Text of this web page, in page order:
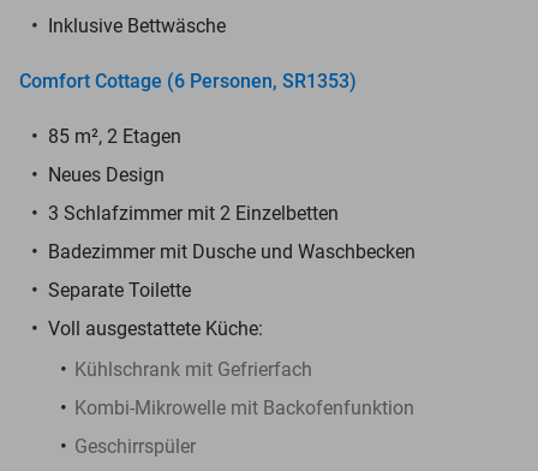
Inklusive Bettwäsche
Comfort Cottage (6 Personen, SR1353)
85 m², 2 Etagen
Neues Design
3 Schlafzimmer mit 2 Einzelbetten
Badezimmer mit Dusche und Waschbecken
Separate Toilette
Voll ausgestattete Küche:
Kühlschrank mit Gefrierfach
Kombi-Mikrowelle mit Backofenfunktion
Geschirrspüler